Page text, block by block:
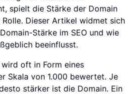
spielt die Stärke der Domain
Dieser Artikel widmet sich
Stärke im SEO und wie
beeinflusst.
oft in Form eines
Skala von 1.000 bewertet. Je
stärker ist die Domain. Ein